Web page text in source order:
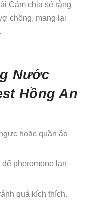
Cảm chia sẻ rằng
chồng, mang lại
Nước
Hồng An
hoặc quần áo
pheromone lan
quá kích thích.